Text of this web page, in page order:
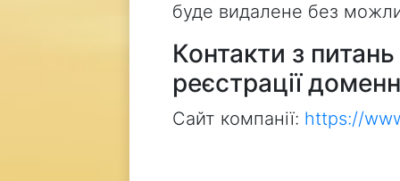
буде видалене без
Контакти з
реєстрації
Сайт компанії: https://